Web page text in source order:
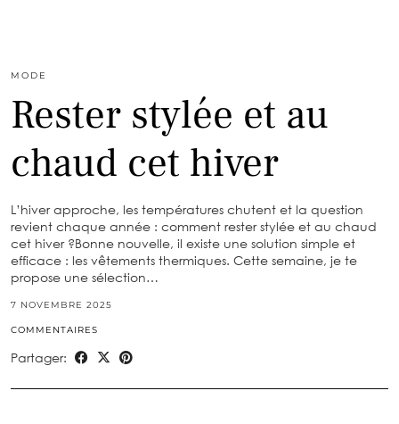
MODE
Rester stylée et au
chaud cet hiver
L’hiver approche, les températures chutent et la question
revient chaque année : comment rester stylée et au chaud
cet hiver ?Bonne nouvelle, il existe une solution simple et
efficace : les vêtements thermiques. Cette semaine, je te
propose une sélection…
7 NOVEMBRE 2025
COMMENTAIRES
Partager: